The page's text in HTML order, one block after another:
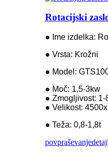
Rotacijski
● Ime izdelka:
● Vrsta: Krožni
● Model:
● Moč: 1,5-3kw
● Zmogljivost: 1-
● Velikost:
● Teža: 0,8-1,8t
povpraševanjedetajl